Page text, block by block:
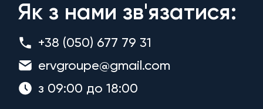
Як з нами зв'язатися:
+38 (050) 677 79 31
ervgroupe@gmail.com
з 09:00 до 18:00